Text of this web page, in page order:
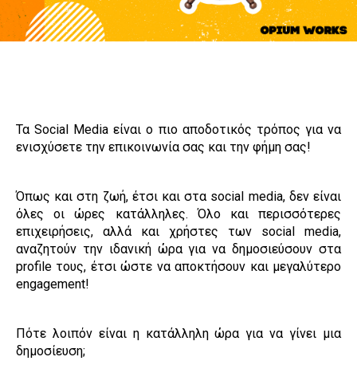
Τα Social Media είναι ο πιο αποδοτικός τρόπος για να
ενισχύσετε την επικοινωνία σας και την φήμη σας!
Όπως και στη ζωή, έτσι και στα social media, δεν είναι
όλες οι ώρες κατάλληλες. Όλο και περισσότερες
επιχειρήσεις, αλλά και χρήστες των social media,
αναζητούν την ιδανική ώρα για να δημοσιεύσουν στα
profile τους, έτσι ώστε να αποκτήσουν και μεγαλύτερο
engagement!
Πότε λοιπόν είναι η κατάλληλη ώρα για να γίνει μια
δημοσίευση;